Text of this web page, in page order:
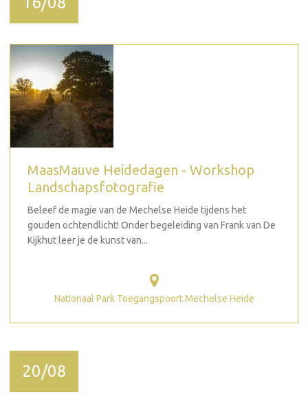
MaasMauve Heidedagen - Workshop
Landschapsfotografie
Beleef de magie van de Mechelse Heide tijdens het
gouden ochtendlicht! Onder begeleiding van Frank van De
Kijkhut leer je de kunst van...
Nationaal Park Toegangspoort Mechelse Heide
20/08